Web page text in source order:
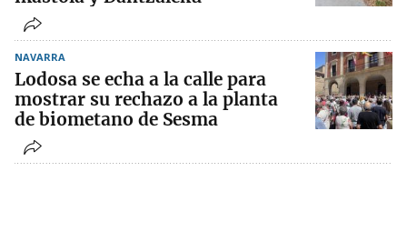
NAVARRA
Lodosa se echa a la calle para
mostrar su rechazo a la planta
de biometano de Sesma